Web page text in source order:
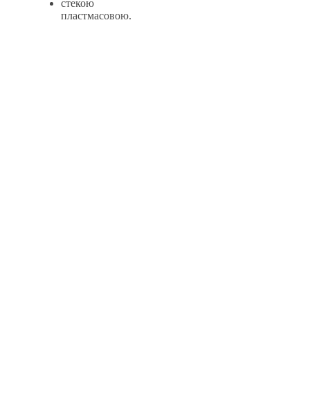
стекою
пластмасовою.